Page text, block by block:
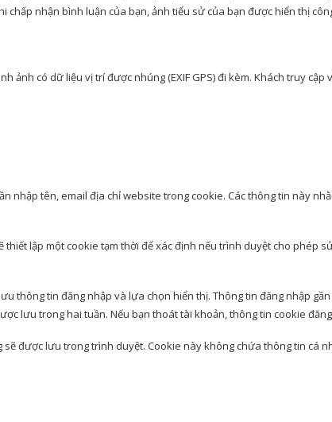
nhận bình luận của bạn, ảnh tiểu sử của bạn được hiển thị
ảnh có dữ liệu vị trí được nhúng (EXIF GPS) đi kèm. Khách truy
nhập tên, email địa chỉ website trong cookie. Các thông tin này
lập một cookie tạm thời để xác định nếu trình duyệt cho phép
thông tin đăng nhập và lựa chọn hiển thị. Thông tin đăng nhập
lưu trong hai tuần. Nếu bạn thoát tài khoản, thông tin cookie
được lưu trong trình duyệt. Cookie này không chứa thông tin cá